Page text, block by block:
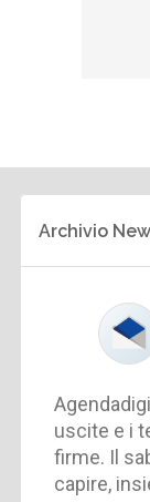
Archivio
uscite e i
firme. Il
capire,